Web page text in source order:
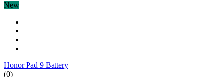
New
Honor Pad 9 Battery
(0)